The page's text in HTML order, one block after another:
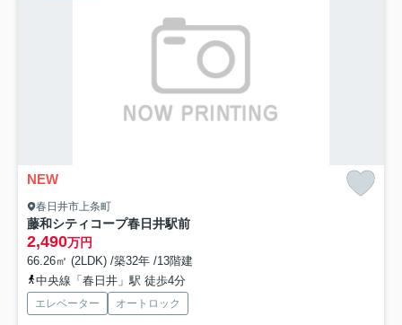
NEW
春日井市上条町
藤和シティコープ春日井駅前
2,490万円
66.26㎡ (2LDK) /築32年 /13階建
中央線「春日井」駅 徒歩4分
エレベーター オートロック